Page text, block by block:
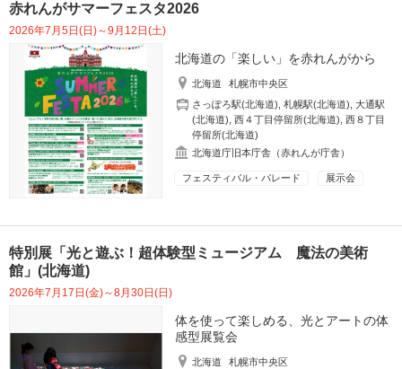
赤れんがサマーフェスタ2026
2026年7月5日(日)～9月12日(土)
北海道の「楽しい」を赤れんがから
北海道
札幌市中央区
さっぽろ駅(北海道) ,札幌駅(北海道) ,大通駅
(北海道) ,西４丁目停留所(北海道) ,西８丁目
停留所(北海道)
北海道庁旧本庁舎（赤れんが庁舎）
フェスティバル・パレード 展示会
特別展「光と遊ぶ！超体験型ミュージアム 魔法の美術
館」(北海道)
2026年7月17日(金)～8月30日(日)
体を使って楽しめる、光とアートの体
感型展覧会
北海道
札幌市中央区